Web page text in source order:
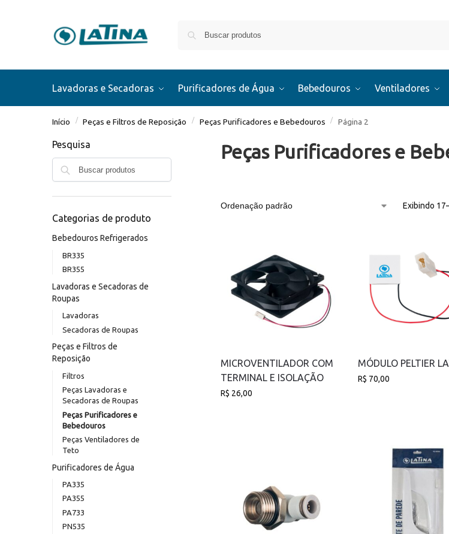
Lavadoras e Secadoras Purificadores de Água Bebedouros Ventiladores
Início / Peças e Filtros de Reposição / Peças Purificadores e Bebedouros / Página 2
Peças Purificadores e
Exibindo
MICROVENTILADOR COM
TERMINAL E ISOLAÇÃO
R$ 26,00
MÓDULO PELTIER
R$ 70,00
Pesquisa
Categorias de produto
Bebedouros Refrigerados
BR335
BR355
Lavadoras e Secadoras de
Roupas
Lavadoras
Secadoras de Roupas
Peças e Filtros de
Reposição
Filtros
Peças Lavadoras e
Secadoras de Roupas
Peças Purificadores e
Bebedouros
Peças Ventiladores de
Teto
Purificadores de Água
PA335
PA355
PA733
PN535